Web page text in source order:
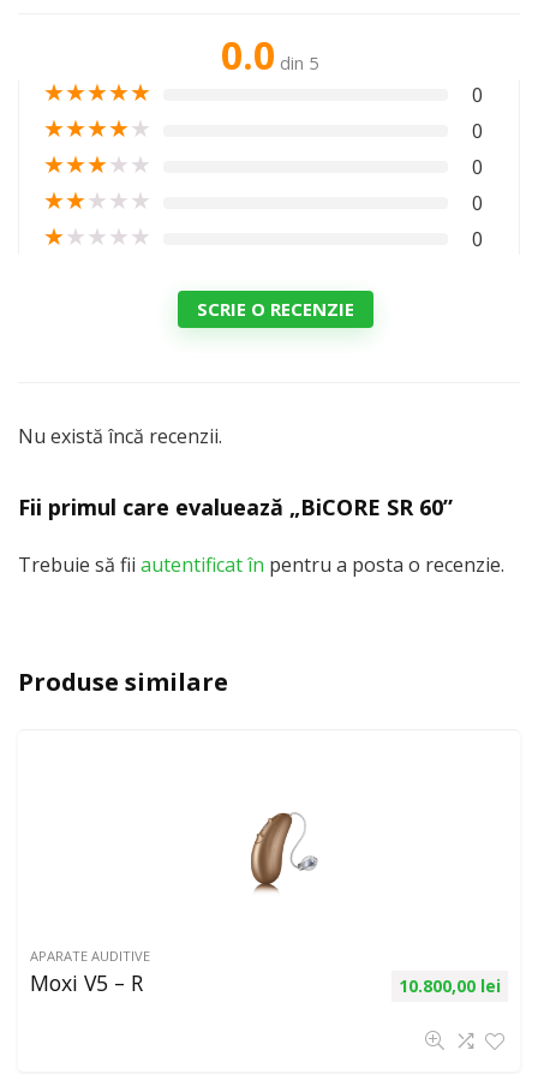
0.0 din 5
★★★★★ 0
★★★★★ 0
★★★★★ 0
★★★★★ 0
★★★★★ 0
SCRIE O RECENZIE
Nu există încă recenzii.
Fii primul care evaluează „BiCORE SR 60”
Trebuie să fii autentificat în pentru a posta o recenzie.
Produse similare
APARATE AUDITIVE
Moxi V5 – R 10.800,00 lei